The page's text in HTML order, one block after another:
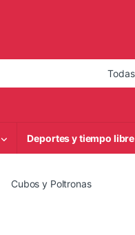
Deportes y tiempo libre
Cubos y Poltronas